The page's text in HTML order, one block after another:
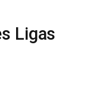
Ligas